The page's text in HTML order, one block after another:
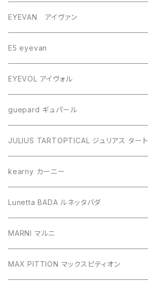
EYEVAN アイヴァン
E5 eyevan
EYEVOL アイヴォル
guepard ギュパール
JULIUS TARTOPTICAL ジュリアス タート
kearny カーニー
Lunetta BADA ルネッタバダ
MARNI マルニ
MAX PITTION マックスピティオン